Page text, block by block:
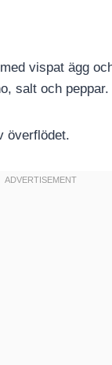
vispat ägg
salt och peppar.
överflödet.